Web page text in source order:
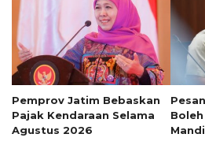
Pemprov Jatim Bebaskan
Pajak Kendaraan Selama
Agustus 2026